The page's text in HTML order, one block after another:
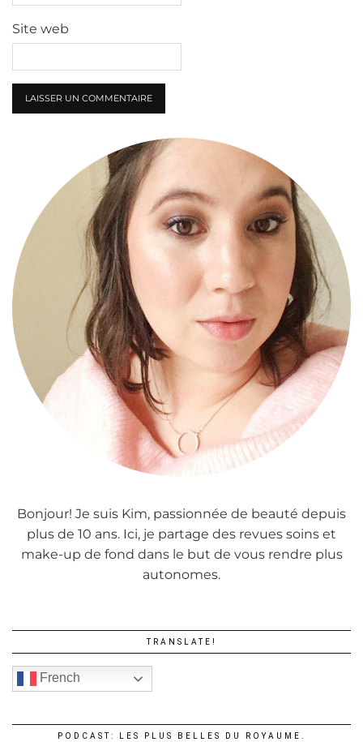
Site web
Bonjour! Je suis Kim, passionnée de beauté depuis
plus de 10 ans. Ici, je partage des revues soins et
make-up de fond dans le but de vous rendre plus
autonomes.
TRANSLATE!
French
PODCAST: LES PLUS BELLES DU ROYAUME.